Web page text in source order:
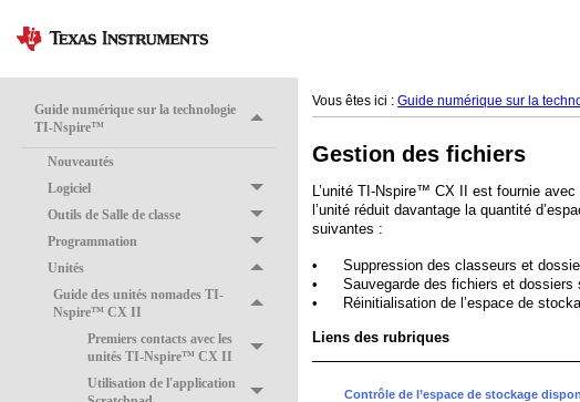
Guide numérique sur la technologie
TI-Nspire™
Nouveautés
Logiciel
Outils de Salle de classe
Programmation
Unités
Guide des unités nomades TI-
Nspire™ CX II
Premiers contacts avec les
unités TI-Nspire™ CX II
Utilisation de l'application
Vous êtes ici : Guide numérique sur la
Gestion des fichiers
L’unité TI-Nspire™ CX II est fournie
l’unité réduit davantage la quantité
suivantes :
•
Suppression des classeurs et
•
Sauvegarde des fichiers et dossiers
•
Réinitialisation de l’espace de
Liens des rubriques
Contrôle de l’espace de stockage